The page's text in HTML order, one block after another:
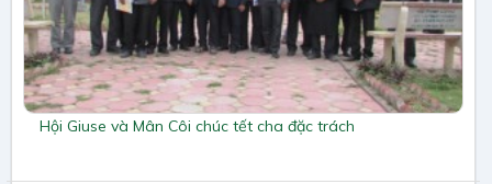
Hội Giuse và Mân Côi chúc tết cha đặc trách